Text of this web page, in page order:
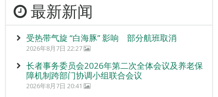
最新新闻
受热带气旋 “白海豚” 影响 部分航班取消
2026年8月7日 22:27
长者事务委员会2026年第二次全体会议及养老保
障机制跨部门协调小组联合会议
2026年8月7日 20:41